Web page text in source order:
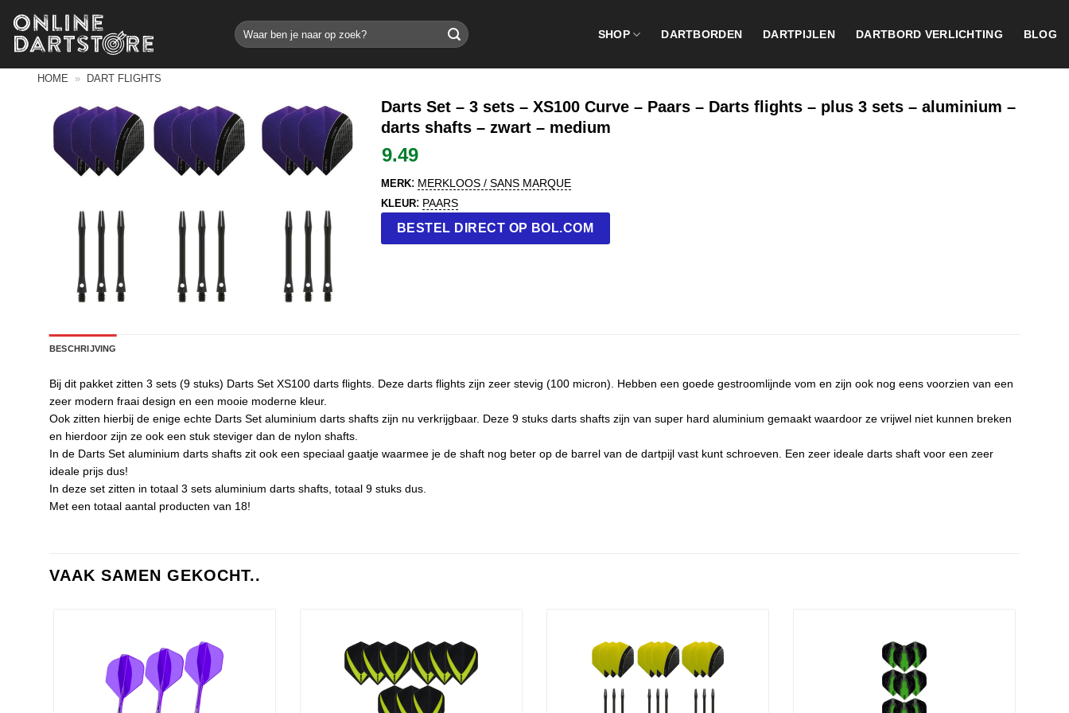
naar
inhoud
Zoeken
naar:
SHOP DARTBORDEN DARTPIJLEN DARTBORD VERLICHTING BLOG
HOME » DART FLIGHTS
Darts Set – 3 sets – XS100 Curve – Paars – Darts flights – plus 3 sets – aluminium –
darts shafts – zwart – medium
9.49
MERK: MERKLOOS / SANS MARQUE
KLEUR: PAARS
BESTEL DIRECT OP BOL.COM
BESCHRIJVING
Bij dit pakket zitten 3 sets (9 stuks) Darts Set XS100 darts flights. Deze darts flights zijn zeer stevig (100 micron). Hebben een goede gestroomlijnde vom en zijn ook nog eens voorzien van een
zeer modern fraai design en een mooie moderne kleur.
Ook zitten hierbij de enige echte Darts Set aluminium darts shafts zijn nu verkrijgbaar. Deze 9 stuks darts shafts zijn van super hard aluminium gemaakt waardoor ze vrijwel niet kunnen breken
en hierdoor zijn ze ook een stuk steviger dan de nylon shafts.
In de Darts Set aluminium darts shafts zit ook een speciaal gaatje waarmee je de shaft nog beter op de barrel van de dartpijl vast kunt schroeven. Een zeer ideale darts shaft voor een zeer
ideale prijs dus!
In deze set zitten in totaal 3 sets aluminium darts shafts, totaal 9 stuks dus.
Met een totaal aantal producten van 18!
VAAK SAMEN GEKOCHT..